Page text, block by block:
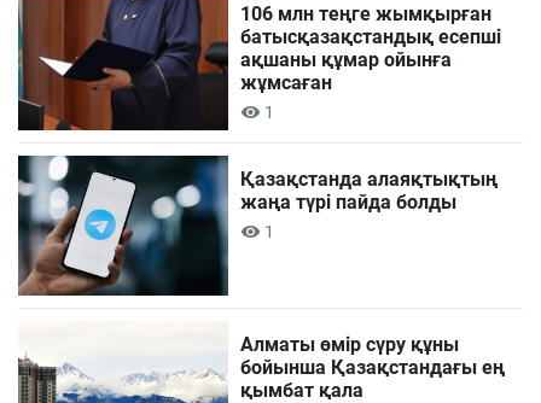
106 млн теңге жымқырған
батысқазақстандық есепші
ақшаны құмар ойынға
жұмсаған
1
Қазақстанда алаяқтықтың
жаңа түрі пайда болды
1
Алматы өмір сүру құны
бойынша Қазақстандағы ең
қымбат қала